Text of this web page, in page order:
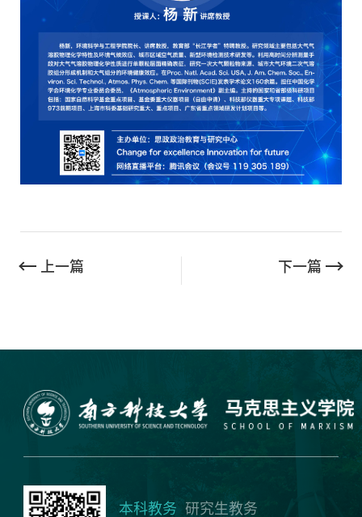
上一篇 下一篇
本科教务 研究生教务